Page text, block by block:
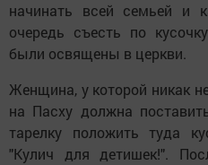
начинать всей семьей и
очередь съесть по
были освящены в церкви.
Женщина, у которой никак
на Пасху должна
тарелку положить туда
"Кулич для детишек!".